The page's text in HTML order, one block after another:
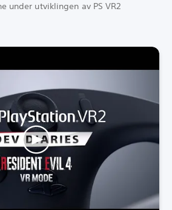
under utviklingen av PS VR2